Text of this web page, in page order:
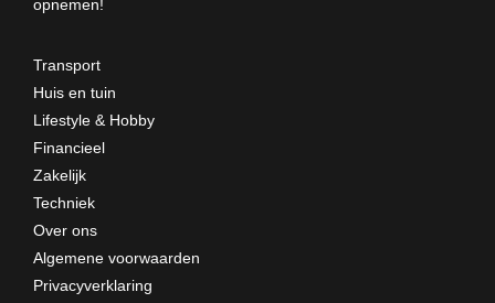
opnemen!
Transport
Huis en tuin
Lifestyle & Hobby
Financieel
Zakelijk
Techniek
Over ons
Algemene voorwaarden
Privacyverklaring